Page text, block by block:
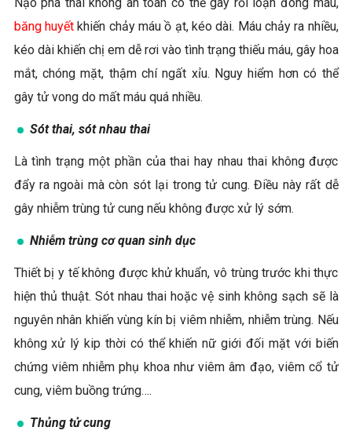
băng huyếtkhiến chảy máu ồ ạt, kéo dài. Máu chảy ra nhiều,
kéo dài khiến chị em dễ rơi vào tình trạng thiếu máu, gây hoa
mắt, chóng mặt, thậm chí ngất xỉu. Nguy hiểm hơn có thể
gây tử vong do mất máu quá nhiều.
Sót thai, sót nhau thai
Là tình trạng một phần của thai hay nhau thai không được
đẩy ra ngoài mà còn sót lại trong tử cung. Điều này rất dễ
gây nhiễm trùng tử cung nếu không được xử lý sớm.
Nhiễm trùng cơ quan sinh dục
Thiết bị y tế không được khử khuẩn, vô trùng trước khi thực
hiện thủ thuật. Sót nhau thai hoặc vệ sinh không sạch sẽ là
nguyên nhân khiến vùng kín bị viêm nhiễm, nhiễm trùng. Nếu
không xử lý kip thời có thể khiến nữ giới đối mặt với biến
chứng viêm nhiễm phụ khoa như viêm âm đạo, viêm cổ tử
cung, viêm buồng trứng….
Thủng tử cung